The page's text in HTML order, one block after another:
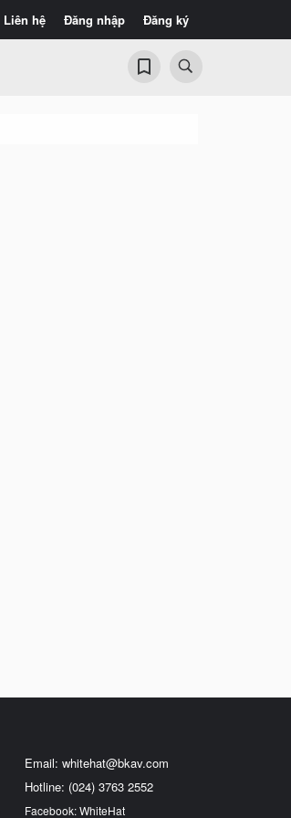
Liên hệ Đăng nhập Đăng ký
Email: whitehat@bkav.com
Hotline: (024) 3763 2552
Facebook: WhiteHat